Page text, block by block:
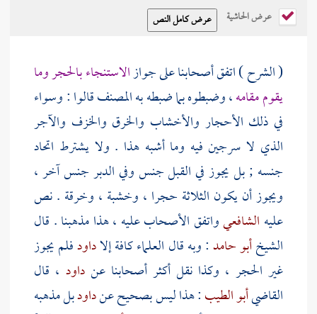
عرض الحاشية
( الشرح ) اتفق أصحابنا على جوازالاستنجاء بالحجر وما
يقوم مقامه، وضبطوه بما ضبطه بهالمصنفقالوا : وسواء
في ذلك الأحجار والأخشاب والخرق والخزف والآجر
الذي لا سرجين فيه وما أشبه هذا . ولا يشترط اتحاد
جنسه ; بل يجوز في القبل جنس وفي الدبر جنس آخر ،
ويجوز أن يكون الثلاثة حجرا ، وخشبة ، وخرقة . نص
عليه الشافعيواتفق الأصحاب عليه ، هذا مذهبنا . قال
الشيخأبو حامد: وبه قال العلماء كافة إلاداودفلم يجوز
غير الحجر ، وكذا نقل أكثر أصحابنا عنداود ، قال
القاضيأبو الطيب: هذا ليس بصحيح عنداودبل مذهبه